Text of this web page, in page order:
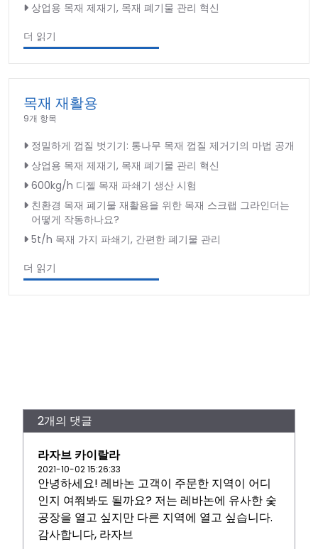
상업용 목재 제재기, 목재 폐기물 관리 혁신
더 읽기
목재 재활용
9개 항목
정밀하게 껍질 벗기기: 통나무 목재 껍질 제거기의 마법 공개
상업용 목재 제재기, 목재 폐기물 관리 혁신
600kg/h 디젤 목재 파쇄기 생산 시험
친환경 목재 폐기물 재활용을 위한 목재 스크랩 그라인더는
어떻게 작동하나요?
5t/h 목재 가지 파쇄기, 간편한 폐기물 관리
더 읽기
2개의 댓글
라자브 카이랄라
2021-10-02 15:26:33
안녕하세요! 레바논 고객이 주문한 지역이 어디
인지 여쭤봐도 될까요? 저는 레바논에 유사한 숯
공장을 열고 싶지만 다른 지역에 열고 싶습니다.
감사합니다, 라자브